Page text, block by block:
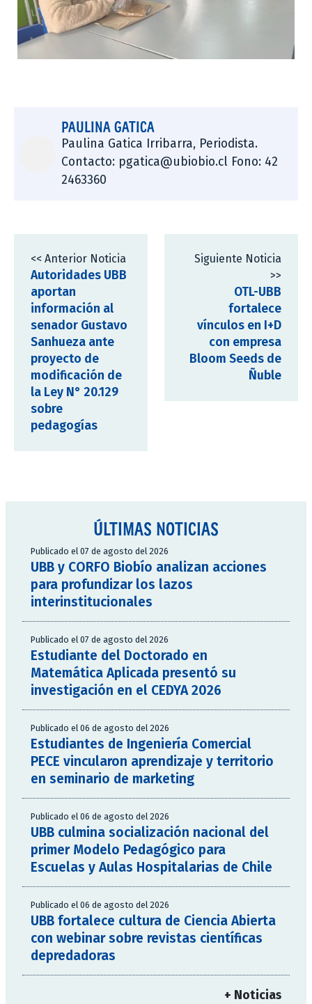
PAULINA GATICA
Paulina Gatica Irribarra, Periodista.
Contacto: pgatica@ubiobio.cl Fono: 42
2463360
<< Anterior Noticia
Autoridades UBB
aportan
información al
senador Gustavo
Sanhueza ante
proyecto de
modificación de
la Ley N° 20.129
sobre
pedagogías
Siguiente Noticia
>>
OTL-UBB
fortalece
vínculos en I+D
con empresa
Bloom Seeds de
Ñuble
ÚLTIMAS NOTICIAS
Publicado el 07 de agosto del 2026
UBB y CORFO Biobío analizan acciones
para profundizar los lazos
interinstitucionales
Publicado el 07 de agosto del 2026
Estudiante del Doctorado en
Matemática Aplicada presentó su
investigación en el CEDYA 2026
Publicado el 06 de agosto del 2026
Estudiantes de Ingeniería Comercial
PECE vincularon aprendizaje y territorio
en seminario de marketing
Publicado el 06 de agosto del 2026
UBB culmina socialización nacional del
primer Modelo Pedagógico para
Escuelas y Aulas Hospitalarias de Chile
Publicado el 06 de agosto del 2026
UBB fortalece cultura de Ciencia Abierta
con webinar sobre revistas científicas
depredadoras
+ Noticias